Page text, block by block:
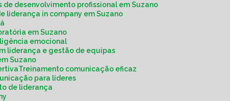
de desenvolvimento profissional em Suzano
de liderança in company em Suzano
em Suzano
emocional
liderança e gestão de equipas
Suzano
Treinamento comunicação eficaz
para líderes
de liderança